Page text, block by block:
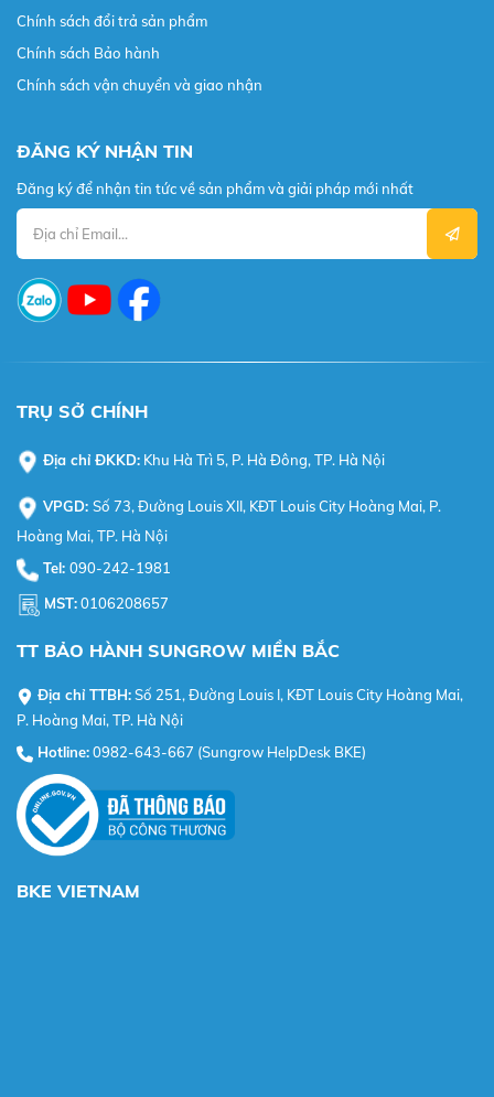
Chính sách đổi trả sản phẩm
Chính sách Bảo hành
Chính sách vận chuyển và giao nhận
ĐĂNG KÝ NHẬN TIN
Đăng ký để nhận tin tức về sản phẩm và giải pháp mới nhất
TRỤ SỞ CHÍNH
Địa chỉ ĐKKD: Khu Hà Trì 5, P. Hà Đông, TP. Hà Nội
VPGD: Số 73, Đường Louis XII, KĐT Louis City Hoàng Mai, P.
Hoàng Mai, TP. Hà Nội
Tel: 090-242-1981
MST:0106208657
TT BẢO HÀNH SUNGROW MIỀN BẮC
Địa chỉ TTBH:Số 251, Đường Louis I, KĐT Louis City Hoàng Mai,
P. Hoàng Mai, TP. Hà Nội
Hotline:0982-643-667 (Sungrow HelpDesk BKE)
BKE VIETNAM